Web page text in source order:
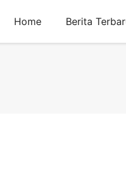
Home Berita